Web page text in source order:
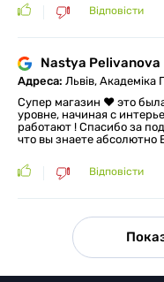
Відповісти
Nastya Pelivanova
Адреса: Львів, Академіка
Супер магазин ❤ это
уровне, начиная с
работают ! Спасибо за
что вы знаете
Відповісти